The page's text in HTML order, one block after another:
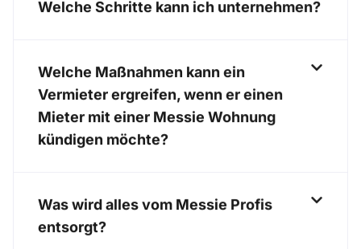
Welche Schritte kann ich unternehmen?
Welche Maßnahmen kann ein
Vermieter ergreifen, wenn er einen
Mieter mit einer Messie Wohnung
kündigen möchte?
Was wird alles vom Messie Profis
entsorgt?